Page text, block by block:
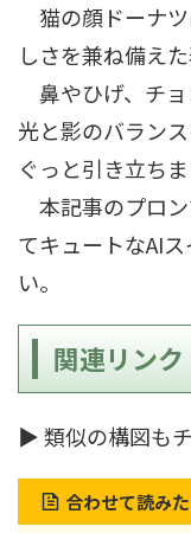
猫の顔ドーナ
しさを兼ね備え
鼻やひげ、チョ
光と影のバラン
ぐっと引き立ちま
本記事のプロン
てキュートなAI
い。
関連リンク
▶ 類似の構図も
合わせて読み